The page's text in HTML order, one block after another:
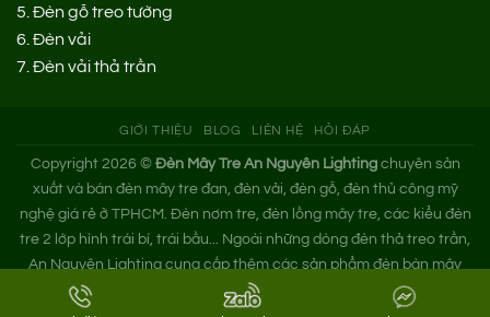
5. Đèn gỗ treo tường
6. Đèn vải
7. Đèn vải thả trần
GIỚI THIỆU BLOG LIÊN HỆ HỎI ĐÁP
Copyright 2026 © Đèn Mây Tre An Nguyên Lightingchuyên sản
xuất và bán đèn mây tre đan, đèn vải, đèn gỗ, đèn thủ công mỹ
nghệ giá rẻ ở TPHCM. Đèn nơm tre, đèn lồng mây tre, các kiểu đèn
tre 2 lớp hình trái bí, trái bầu... Ngoài những dòng đèn thả treo trần,
An Nguyên Lighting cung cấp thêm các sản phẩm đèn bàn mây
tre. Nếu bạn cần tìm xưởng đèn mây tre trang trí hoặc mua đèn tre